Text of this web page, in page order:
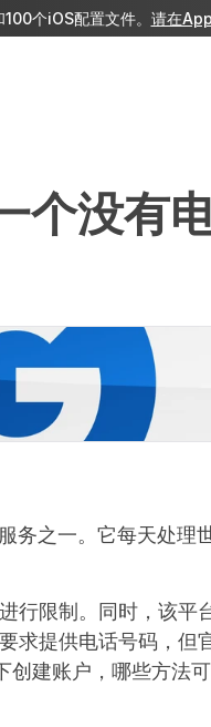
个iOS配置文件。 请在
个没有
务之一。它每天处理
行限制。同时，该平
求提供电话号码，但
建账户，哪些方法